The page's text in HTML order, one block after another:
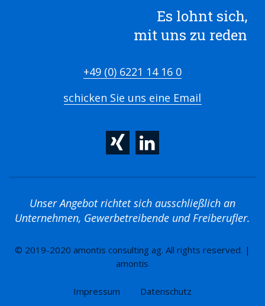
Es lohnt sich,
mit uns zu reden
+49 (0) 6221 14 16 0
schicken Sie uns eine Email
Unser Angebot richtet sich ausschließlich an
Unternehmen, Gewerbetreibende und Freiberufler.
© 2019-2020 amontis consulting ag. All rights reserved. |
amontis
Impressum Datenschutz